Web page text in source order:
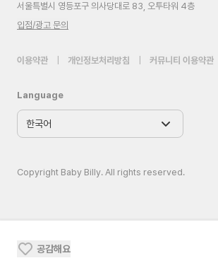
공감해요
서울특별시 영등포구 의사당대로 83, 오투타워 4층
입점/광고 문의
이용약관 개인정보처리방침 커뮤니티 이용약관
Language
Copyright Baby Billy. All rights reserved.